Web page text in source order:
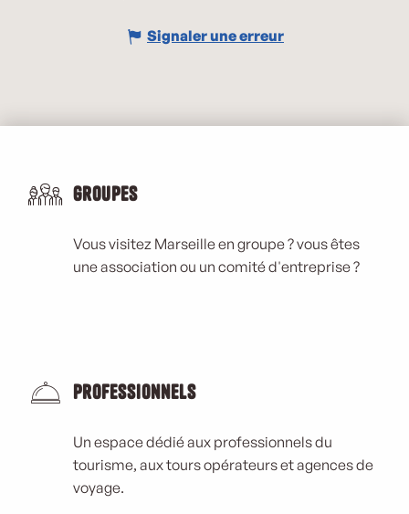
Signaler une erreur
Groupes
Vous visitez Marseille en groupe ? vous êtes
une association ou un comité d'entreprise ?
Professionnels
Un espace dédié aux professionnels du
tourisme, aux tours opérateurs et agences de
voyage.